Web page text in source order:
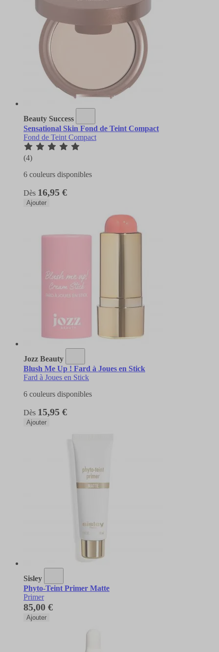
Beauty Success
Sensational Skin Fond de Teint Compact
Fond de Teint Compact
(4)
6 couleurs disponibles
Dès 16,95 €
Ajouter
Jozz Beauty
Blush Me Up ! Fard à Joues en Stick
Fard à Joues en Stick
6 couleurs disponibles
Dès 15,95 €
Ajouter
Sisley
Phyto-Teint Primer Matte
Primer
85,00 €
Ajouter